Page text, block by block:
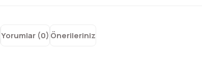
Yorumlar (0) Önerileriniz